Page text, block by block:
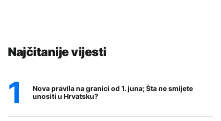
Najčitanije vijesti
Nova pravila na granici od 1. juna; Šta ne smijete
unositi u Hrvatsku?